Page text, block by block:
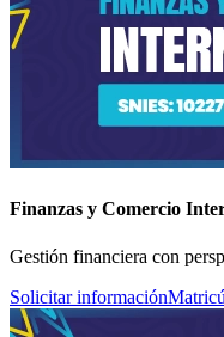
Finanzas y Comercio
Gestión financiera con
Solicitar información